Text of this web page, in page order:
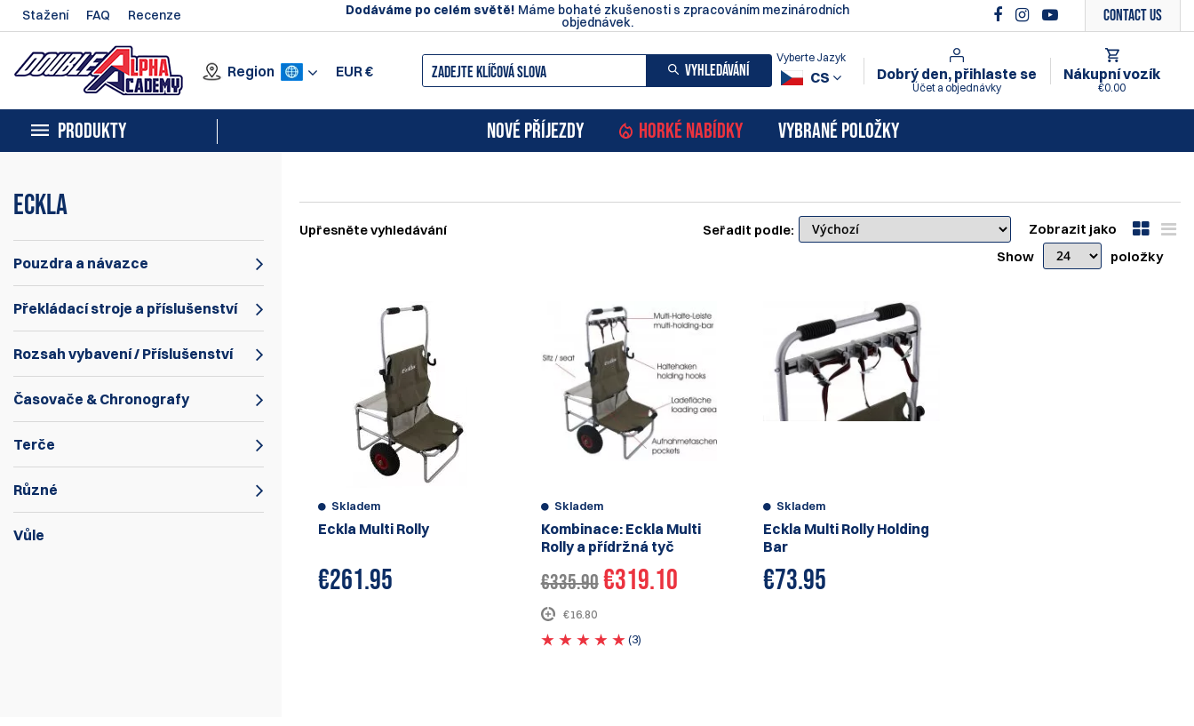
Stažení FAQ Recenze Dodáváme po celém světě! Máme bohaté zkušenosti s zpracováním mezinárodních
objednávek. Contact Us
Region EUR€ VYHLEDÁVÁNÍ CS
Vyberte Jazyk
Dobrý den, přihlaste se
Účet a objednávky
Nákupní vozík
€0.00
PRODUKTY NOVÉ PŘÍJEZDY HORKÉ NABÍDKY VYBRANÉ POLOŽKY
Eckla
Pouzdra a návazce
Překládací stroje a příslušenství
Rozsah vybavení / Příslušenství
Časovače & Chronografy
Terče
Různé
Vůle
Upřesněte vyhledávání Zobrazit jako
Seřadit podle:
Show
položky
Skladem
Eckla Multi Rolly
€261.95
Skladem
Kombinace: Eckla Multi
Rolly a přídržná tyč
€335.90€319.10
€16.80
(3)
Skladem
Eckla Multi Rolly Holding
Bar
€73.95